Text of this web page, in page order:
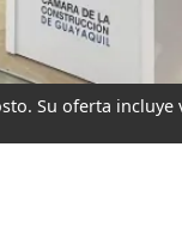
Su oferta